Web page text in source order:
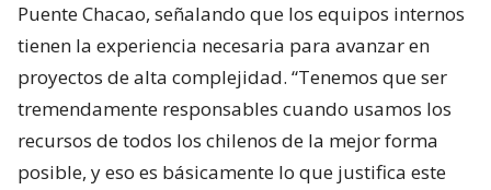
Puente Chacao, señalando que los equipos internos
tienen la experiencia necesaria para avanzar en
proyectos de alta complejidad. “Tenemos que ser
tremendamente responsables cuando usamos los
recursos de todos los chilenos de la mejor forma
posible, y eso es básicamente lo que justifica este